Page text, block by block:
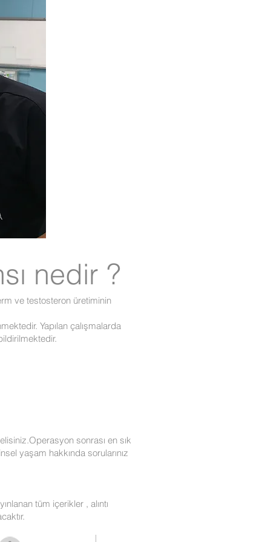
nedir ?
ve testosteron üretiminin
Yapılan çalışmalarda
sonrası en sık
yaşam hakkında sorularınız
tüm içerikler , alıntı